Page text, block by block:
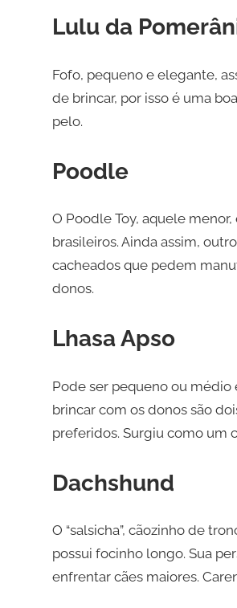
Lulu da
Fofo, pequeno e elegante,
de brincar, por isso é uma
pelo.
Poodle
O Poodle Toy, aquele
brasileiros. Ainda assim,
cacheados que pedem
donos.
Lhasa Apso
Pode ser pequeno ou
brincar com os donos são
preferidos. Surgiu como um
Dachshund
O “salsicha”, cãozinho de
possui focinho longo. Sua
enfrentar cães maiores.